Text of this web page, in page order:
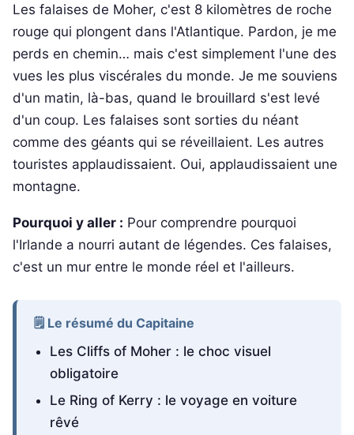
Les falaises de Moher, c'est 8 kilomètres de roche
rouge qui plongent dans l'Atlantique. Pardon, je me
perds en chemin… mais c'est simplement l'une des
vues les plus viscérales du monde. Je me souviens
d'un matin, là-bas, quand le brouillard s'est levé
d'un coup. Les falaises sont sorties du néant
comme des géants qui se réveillaient. Les autres
touristes applaudissaient. Oui, applaudissaient une
montagne.
Pourquoi y aller : Pour comprendre pourquoi
l'Irlande a nourri autant de légendes. Ces falaises,
c'est un mur entre le monde réel et l'ailleurs.
🗒️ Le résumé du Capitaine
Les Cliffs of Moher : le choc visuel
obligatoire
Le Ring of Kerry : le voyage en voiture
rêvé